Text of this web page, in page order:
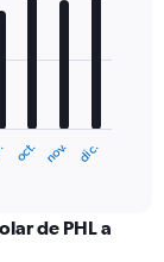
oct. nov. dic.
de PHL a